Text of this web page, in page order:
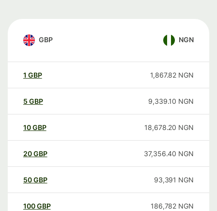
GBP NGN
1 GBP 1,867.82 NGN
5 GBP 9,339.10 NGN
10GBP 18,678.20 NGN
20GBP 37,356.40 NGN
50GBP 93,391 NGN
100GBP 186,782 NGN